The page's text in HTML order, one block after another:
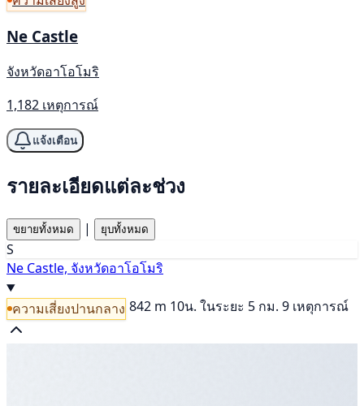
Ne Castle
จังหวัดอาโอโมริ
1,182 เหตุการณ์
แจ้งเตือน
รายละเอียดแต่ละช่วง
ขยายทั้งหมด | ยุบทั้งหมด
S
Ne Castle, จังหวัดอาโอโมริ
ความเสี่ยงปานกลาง 842 m 10น. ในระยะ 5 กม. 9 เหตุการณ์